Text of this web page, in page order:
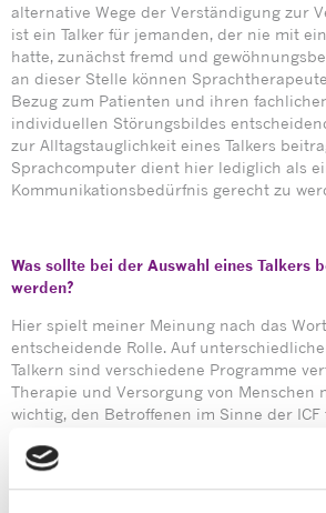
alternative Wege der Verständigung zur
ist ein Talker für jemanden, der nie mit
hatte, zunächst fremd und
an dieser Stelle können
Bezug zum Patienten und ihren
individuellen Störungsbildes
zur Alltagstauglichkeit eines Talkers
Sprachcomputer dient hier lediglich als
Kommunikationsbedürfnis gerecht zu
Was sollte bei der Auswahl eines Talkers
werden?
Hier spielt meiner Meinung nach das
entscheidende Rolle. Auf
Talkern sind verschiedene Programme
Therapie und Versorgung von Menschen
wichtig, den Betroffenen im Sinne der
geeignetsten, die die starken